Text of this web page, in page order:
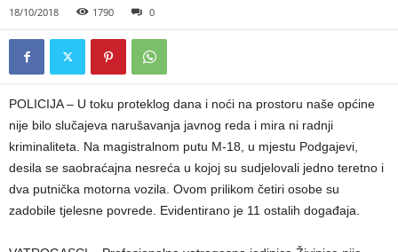
18/10/2018 1790 0
POLICIJA – U toku proteklog dana i noći na prostoru naše općine
nije bilo slučajeva narušavanja javnog reda i mira ni radnji
kriminaliteta. Na magistralnom putu M-18, u mjestu Podgajevi,
desila se saobraćajna nesreća u kojoj su sudjelovali jedno teretno i
dva putnička motorna vozila. Ovom prilikom četiri osobe su
zadobile tjelesne povrede. Evidentirano je 11 ostalih događaja.